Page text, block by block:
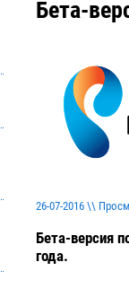
Бета-
26-07-2016 \\
Бета-версия
года.